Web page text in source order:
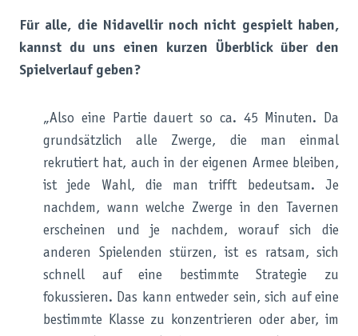
Für alle, die Nidavellir noch nicht gespielt haben,
kannst du uns einen kurzen Überblick über den
Spielverlauf geben?
„Also eine Partie dauert so ca. 45 Minuten. Da
grundsätzlich alle Zwerge, die man einmal
rekrutiert hat, auch in der eigenen Armee bleiben,
ist jede Wahl, die man trifft bedeutsam. Je
nachdem, wann welche Zwerge in den Tavernen
erscheinen und je nachdem, worauf sich die
anderen Spielenden stürzen, ist es ratsam, sich
schnell auf eine bestimmte Strategie zu
fokussieren. Das kann entweder sein, sich auf eine
bestimmte Klasse zu konzentrieren oder aber, im